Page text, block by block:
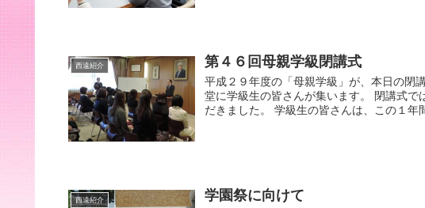
西遠紹介 第４６回母親学級閉講式
平成２９年度の「母親学級」が、本日の閉
堂に学級生の皆さんが集います。 閉講式
だきました。 学級生の皆さんは、この１年
西遠紹介 学園祭に向けて